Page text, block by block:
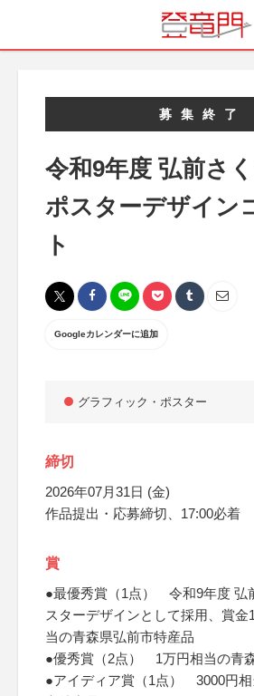
募集終了
令和9年度 弘前さ
ポスターデザイン
ト
Googleカレンダーに追加
グラフィック・ポスター
締切
2026年07月31日 (金)
作品提出・応募締切、17:00必着
賞
●最優秀賞（1点） 令和9年度 弘
スターデザインとして採用、賞金
当の青森県弘前市特産品
●優秀賞（2点） 1万円相当の青
●アイディア賞（1点） 3000円